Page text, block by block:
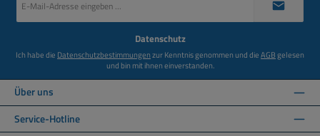
Mail-
Datenschutz
Ich habe die Datenschutzbestimmungenzur Kenntnis genommen und dieAGBgelesen
und bin mit ihnen einverstanden.
Über uns
Service-Hotline